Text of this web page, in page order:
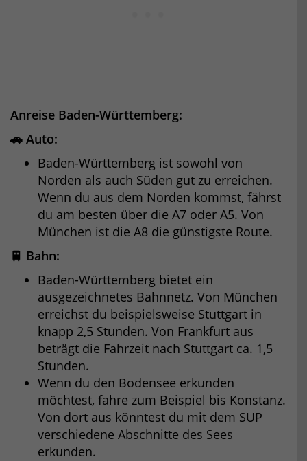
Anreise Baden-Württemberg:
🚗 Auto:
Baden-Württemberg ist sowohl von
Norden als auch Süden gut zu erreichen.
Wenn du aus dem Norden kommst, fährst
du am besten über die A7 oder A5. Von
München ist die A8 die günstigste Route.
🚆 Bahn:
Baden-Württemberg bietet ein
ausgezeichnetes Bahnnetz. Von München
erreichst du beispielsweise Stuttgart in
knapp 2,5 Stunden. Von Frankfurt aus
beträgt die Fahrzeit nach Stuttgart ca. 1,5
Stunden.
Wenn du den Bodensee erkunden
möchtest, fahre zum Beispiel bis Konstanz.
Von dort aus könntest du mit dem SUP
verschiedene Abschnitte des Sees
erkunden.